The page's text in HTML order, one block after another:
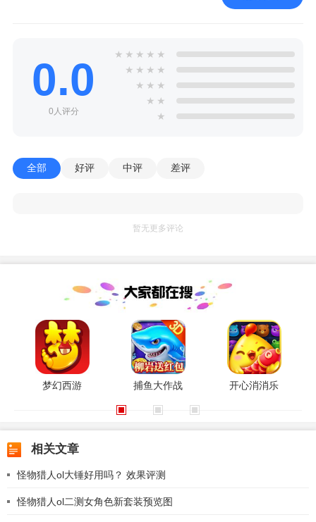
0.0
0人评分
★ ★ ★ ★ ★
★ ★ ★ ★
★ ★ ★
★ ★
★
全部 好评 中评 差评
暂无更多评论
梦幻西游 捕鱼大作战 开心消消乐
相关文章
怪物猎人ol大锤好用吗？ 效果评测
怪物猎人ol二测女角色新套装预览图